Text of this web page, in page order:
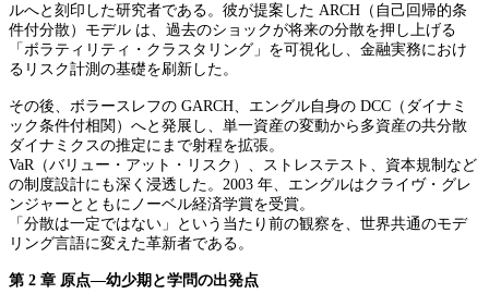
ルへと刻印した研究者である。彼が提案した ARCH（自己回帰的条
件付分散）モデル は、過去のショックが将来の分散を押し上げる
「ボラティリティ・クラスタリング」を可視化し、金融実務におけ
るリスク計測の基礎を刷新した。
その後、ボラースレフの GARCH、エングル自身の DCC（ダイナミ
ック条件付相関）へと発展し、単一資産の変動から多資産の共分散
ダイナミクスの推定にまで射程を拡張。
VaR（バリュー・アット・リスク）、ストレステスト、資本規制など
の制度設計にも深く浸透した。2003 年、エングルはクライヴ・グレ
ンジャーとともにノーベル経済学賞を受賞。
「分散は一定ではない」という当たり前の観察を、世界共通のモデ
リング言語に変えた革新者である。
第 2 章 原点―幼少期と学問の出発点